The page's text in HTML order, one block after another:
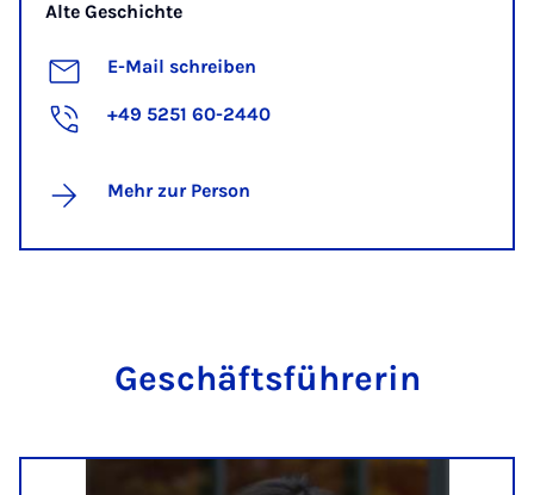
Alte Geschichte
E-Mail schreiben
+49 5251 60-2440
Mehr zur Person
Ge­schäfts­füh­re­rin